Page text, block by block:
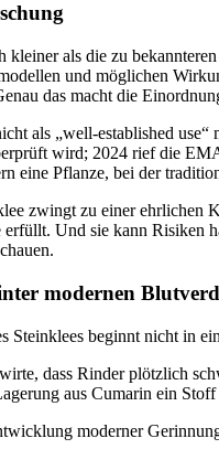
kleiner als die zu
und möglichen
das macht die
als „well-established
wird; 2024 rief die
eine Pflanze, bei der
zwingt zu einer
Und sie kann Risiken
modernen
Steinklees beginnt nicht in
dass Rinder plötzlich
aus Cumarin ein
moderner